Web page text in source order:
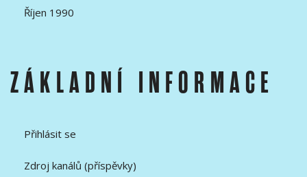
Říjen 1990
ZÁKLADNÍ INFORMACE
Přihlásit se
Zdroj kanálů (příspěvky)